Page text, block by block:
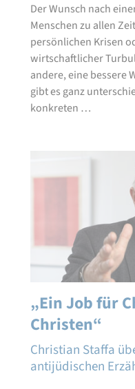
Der Wunsch nach
Menschen zu allen
persönlichen Krisen
wirtschaftlicher
andere, eine bessere
gibt es ganz
konkreten …
„Ein Job für
Christen“
Christian Staffa
antijüdischen